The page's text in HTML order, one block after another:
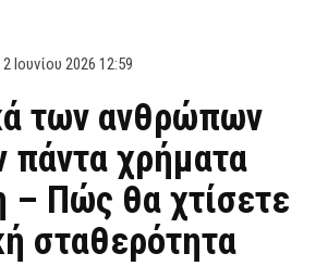
2 Ιουνίου 2026 12:59
των ανθρώπων
πάντα χρήματα
– Πώς θα χτίσετε
σταθερότητα